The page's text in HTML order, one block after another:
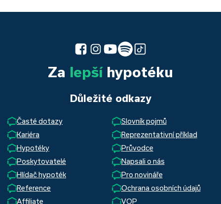
Za lepšíhypotéku
Důležité odkazy
Časté dotazy
Slovník pojmů
Kariéra
Reprezentativní příklad
Hypotéky
Průvodce
Poskytovatelé
Napsali o nás
Hlídač hypoték
Pro novináře
Reference
Ochrana osobních údajů
Affiliate
VOP